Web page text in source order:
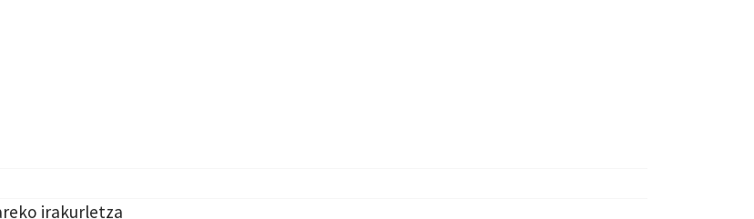
irakurletza